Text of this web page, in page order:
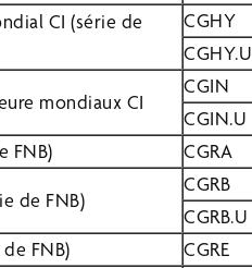
CI (série de
CGHY
CGHY.U
mondiaux CI
CGIN
CGIN.U
FNB)
CGRA
de FNB)
CGRB
CGRB.U
FNB)
CGRE